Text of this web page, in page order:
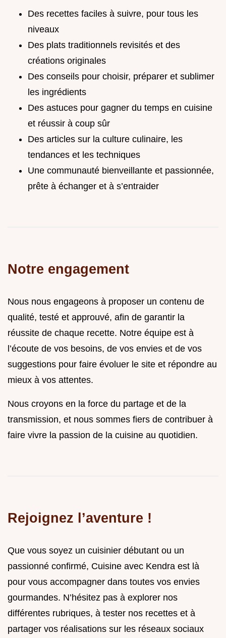
Des recettes faciles à suivre, pour tous les
niveaux
Des plats traditionnels revisités et des
créations originales
Des conseils pour choisir, préparer et sublimer
les ingrédients
Des astuces pour gagner du temps en cuisine
et réussir à coup sûr
Des articles sur la culture culinaire, les
tendances et les techniques
Une communauté bienveillante et passionnée,
prête à échanger et à s’entraider
Notre engagement
Nous nous engageons à proposer un contenu de
qualité, testé et approuvé, afin de garantir la
réussite de chaque recette. Notre équipe est à
l’écoute de vos besoins, de vos envies et de vos
suggestions pour faire évoluer le site et répondre au
mieux à vos attentes.
Nous croyons en la force du partage et de la
transmission, et nous sommes fiers de contribuer à
faire vivre la passion de la cuisine au quotidien.
Rejoignez l’aventure !
Que vous soyez un cuisinier débutant ou un
passionné confirmé, Cuisine avec Kendra est là
pour vous accompagner dans toutes vos envies
gourmandes. N’hésitez pas à explorer nos
différentes rubriques, à tester nos recettes et à
partager vos réalisations sur les réseaux sociaux